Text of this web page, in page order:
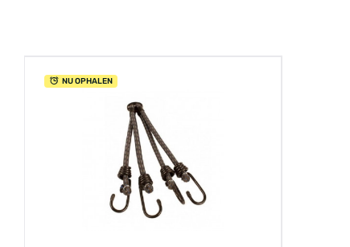
NU OPHALEN